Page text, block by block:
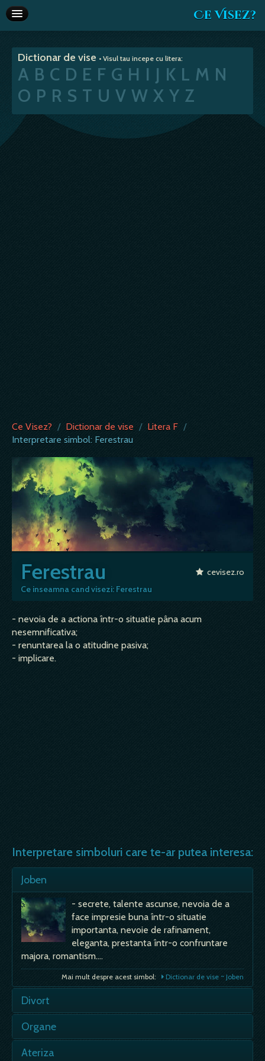
Ce Visez?
Interpretare vise
Articole
Va recomandam
Dictionar de vise • Visul tau incepe cu litera:
A B C D E F G H I J K L M N
O P R S T U V W X Y Z
Ce Visez? / Dictionar de vise / Litera F /
Interpretare simbol: Ferestrau
Ferestrau
Ce inseamna cand visezi: Ferestrau
cevisez.ro
- nevoia de a actiona într-o situatie pâna acum
nesemnificativa;
- renuntarea la o atitudine pasiva;
- implicare.
Interpretare simboluri care te-ar putea interesa:
Joben
- secrete, talente ascunse, nevoia de a
face impresie buna într-o situatie
importanta, nevoie de rafinament,
eleganta, prestanta într-o confruntare
majora, romantism.…
Mai mult despre acest simbol: Dictionar de vise ~ Joben
Divort
daca necesita un sacrificiu; dorinta sau
Organe
Ateriza